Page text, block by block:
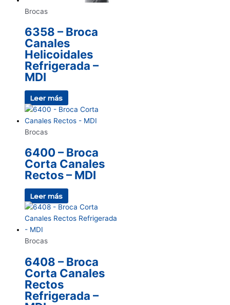
Brocas
6358 – Broca
Canales
Helicoidales
Refrigerada –
MDI
Leer más
Brocas
6400 – Broca
Corta Canales
Rectos – MDI
Leer más
Brocas
6408 – Broca
Corta Canales
Rectos
Refrigerada –